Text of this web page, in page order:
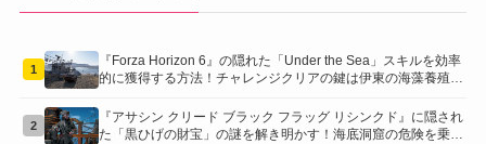
1
『Forza Horizon 6』の隠れた「Under the Sea」スキルを効率
的に獲得する方法！チャレンジクリアの鍵は伊東の海藻養殖場
2
『アサシン クリード ブラック フラッグ リシンクド』に隠され
た「黒ひげの財宝」の謎を解き明かす！海底洞窟の危険を乗り